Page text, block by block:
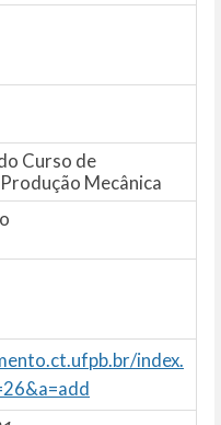
Curso de
Mecânica
index.